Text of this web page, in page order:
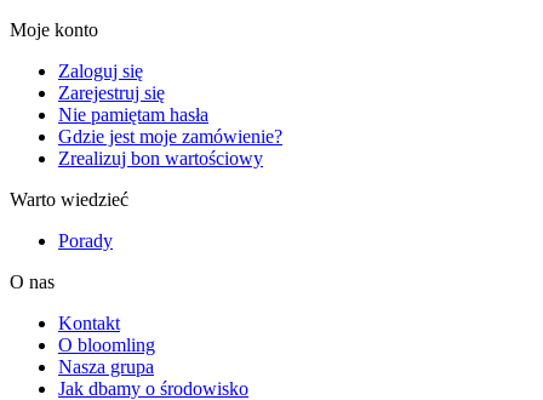
Moje konto
Zaloguj się
Zarejestruj się
Nie pamiętam hasła
Gdzie jest moje zamówienie?
Zrealizuj bon wartościowy
Warto wiedzieć
Porady
O nas
Kontakt
O bloomling
Nasza grupa
Jak dbamy o środowisko